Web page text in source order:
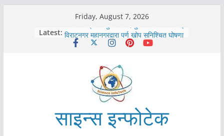
Friday, August 7, 2026
Latest:
कोरोना संक्रमण पुष्टिपछि दार्चुलाका सीमामा कडाइ
विराटनगर महानगरद्वारा पूर्ण खोप सुनिश्चित घोषणा
तयारी
आयुर्वेद चिकित्सा प्रणालीको भूमिका महत्वपूर्ण छ :
मुख्यमन्त्री शाह
काभ्रेपलाञ्चोकमा आयुर्वेद स्वास्थ्योपचारतर्फ
साइन्स इन्फोटेक